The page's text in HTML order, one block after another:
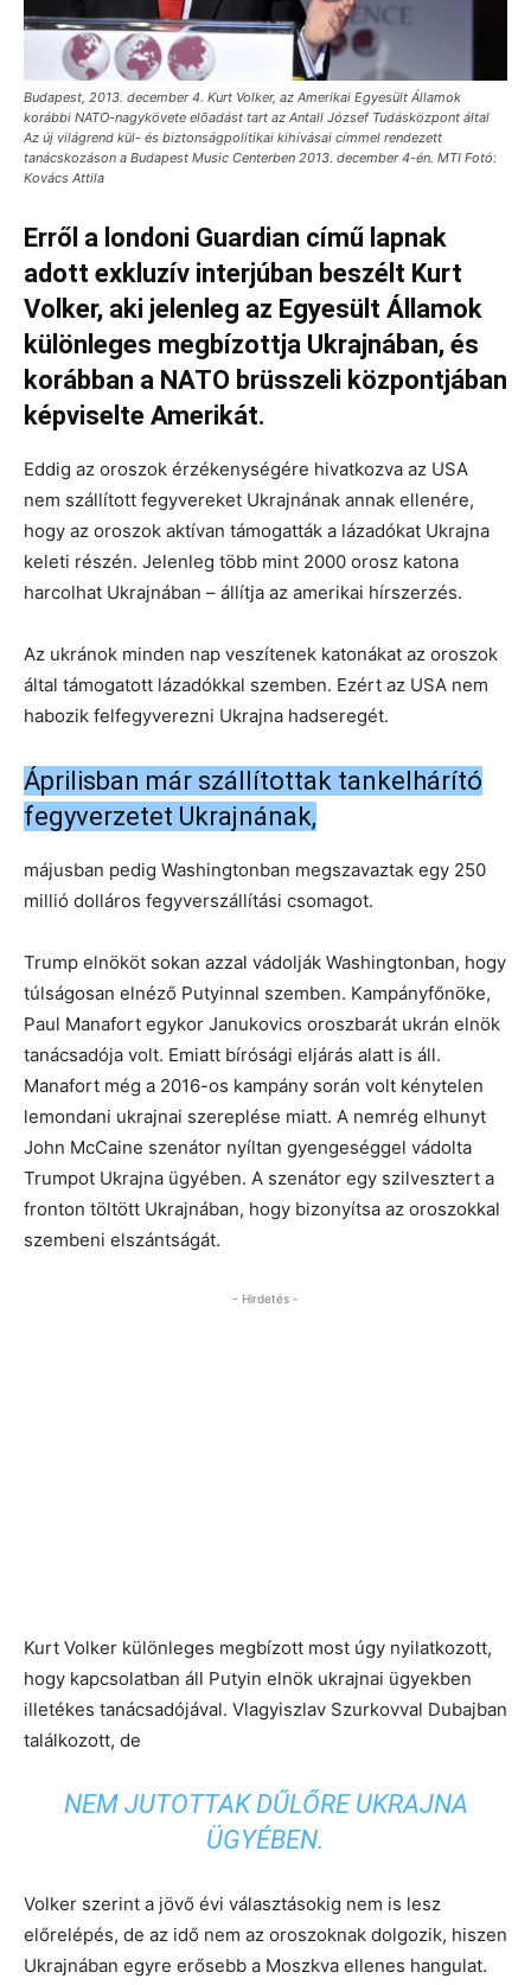
Budapest, 2013. december 4. Kurt Volker, az Amerikai Egyesült Államok
korábbi NATO-nagykövete elõadást tart az Antall József Tudásközpont által
Az új világrend kül- és biztonságpolitikai kihívásai címmel rendezett
tanácskozáson a Budapest Music Centerben 2013. december 4-én. MTI Fotó:
Kovács Attila
Erről a londoni Guardian című lapnak
adott exkluzív interjúban beszélt Kurt
Volker, aki jelenleg az Egyesült Államok
különleges megbízottja Ukrajnában, és
korábban a NATO brüsszeli központjában
képviselte Amerikát.
Eddig az oroszok érzékenységére hivatkozva az USA
nem szállított fegyvereket Ukrajnának annak ellenére,
hogy az oroszok aktívan támogatták a lázadókat Ukrajna
keleti részén. Jelenleg több mint 2000 orosz katona
harcolhat Ukrajnában – állítja az amerikai hírszerzés.
Az ukránok minden nap veszítenek katonákat az oroszok
által támogatott lázadókkal szemben. Ezért az USA nem
habozik felfegyverezni Ukrajna hadseregét.
Áprilisban már szállítottak tankelhárító
fegyverzetet Ukrajnának,
májusban pedig Washingtonban megszavaztak egy 250
millió dolláros fegyverszállítási csomagot.
Trump elnököt sokan azzal vádolják Washingtonban, hogy
túlságosan elnéző Putyinnal szemben. Kampányfőnöke,
Paul Manafort egykor Janukovics oroszbarát ukrán elnök
tanácsadója volt. Emiatt bírósági eljárás alatt is áll.
Manafort még a 2016-os kampány során volt kénytelen
lemondani ukrajnai szereplése miatt. A nemrég elhunyt
John McCaine szenátor nyíltan gyengeséggel vádolta
Trumpot Ukrajna ügyében. A szenátor egy szilvesztert a
fronton töltött Ukrajnában, hogy bizonyítsa az oroszokkal
szembeni elszántságát.
- Hirdetés -
Kurt Volker különleges megbízott most úgy nyilatkozott,
hogy kapcsolatban áll Putyin elnök ukrajnai ügyekben
illetékes tanácsadójával. Vlagyiszlav Szurkovval Dubajban
találkozott, de
NEM JUTOTTAK DŰLŐRE UKRAJNA
ÜGYÉBEN.
Volker szerint a jövő évi választásokig nem is lesz
előrelépés, de az idő nem az oroszoknak dolgozik, hiszen
Ukrajnában egyre erősebb a Moszkva ellenes hangulat.